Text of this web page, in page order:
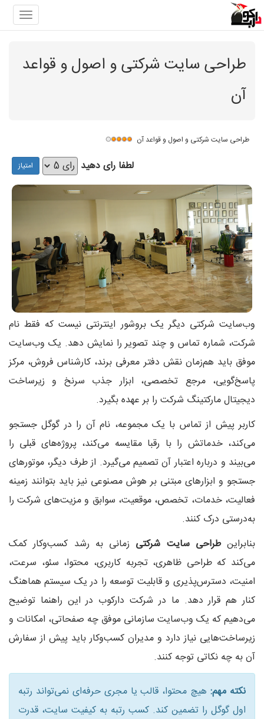
طراحی سایت شرکتی و اصول و قواعد
آن
طراحی سایت شرکتی و اصول و قواعد آن
لطفا رای دهید
وب‌سایت شرکتی دیگر یک بروشور اینترنتی نیست که فقط نام
شرکت، شماره تماس و چند تصویر را نمایش دهد. یک وب‌سایت
موفق باید هم‌زمان نقش دفتر معرفی برند، کارشناس فروش، مرکز
پاسخ‌گویی، مرجع تخصصی، ابزار جذب سرنخ و زیرساخت
دیجیتال مارکتینگ شرکت را بر عهده بگیرد.
کاربر پیش از تماس با یک مجموعه، نام آن را در گوگل جستجو
می‌کند، خدماتش را با رقبا مقایسه می‌کند، پروژه‌های قبلی را
می‌بیند و درباره اعتبار آن تصمیم می‌گیرد. از طرف دیگر، موتورهای
جستجو و ابزارهای مبتنی بر هوش مصنوعی نیز باید بتوانند زمینه
فعالیت، خدمات، تخصص، موقعیت، سوابق و مزیت‌های شرکت را
به‌درستی درک کنند.
بنابراینطراحی سایت شرکتی زمانی به رشد کسب‌وکار کمک
می‌کند که طراحی ظاهری، تجربه کاربری، محتوا، سئو، سرعت،
امنیت، دسترس‌پذیری و قابلیت توسعه را در یک سیستم هماهنگ
کنار هم قرار دهد. ما در شرکت دارکوب در این راهنما توضیح
می‌دهیم که یک وب‌سایت سازمانی موفق چه صفحاتی، امکانات و
زیرساخت‌هایی نیاز دارد و مدیران کسب‌وکار باید پیش از سفارش
آن به چه نکاتی توجه کنند.
نکته مهم:هیچ محتوا، قالب یا مجری حرفه‌ای نمی‌تواند رتبه
اول گوگل را تضمین کند. کسب رتبه به کیفیت سایت، قدرت